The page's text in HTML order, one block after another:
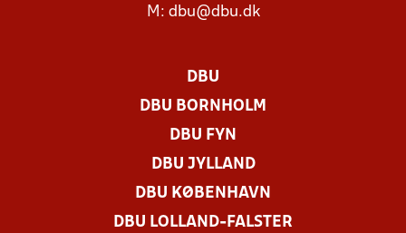
M: dbu@dbu.dk
DBU
DBU BORNHOLM
DBU FYN
DBU JYLLAND
DBU KØBENHAVN
DBU LOLLAND-FALSTER